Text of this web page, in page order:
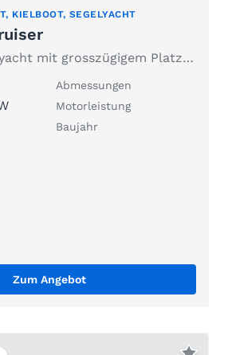
KIELBOOT, SEGELYACHT
gepflegte Segelyacht mit grosszügigem Platzangebot
Abmessungen
Motorleistung
Baujahr
Zum Angebot